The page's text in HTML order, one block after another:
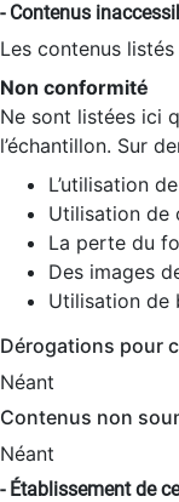
- Contenus
Les contenus
Non conformité
Ne sont listées ici
l’échantillon. Sur
L’utilisation
Utilisation de
La perte du
Des images
Utilisation de
Dérogations pour
Néant
Contenus non
Néant
- Établissement de